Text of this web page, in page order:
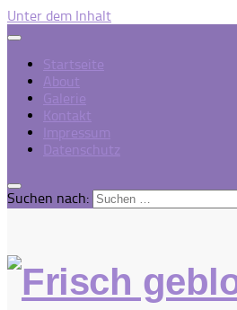
Unter dem Inhalt
Startseite
About
Galerie
Kontakt
Impressum
Datenschutz
Suchen nach: